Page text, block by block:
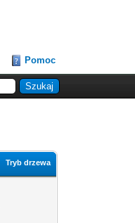
Pomoc
Tryb drzewa